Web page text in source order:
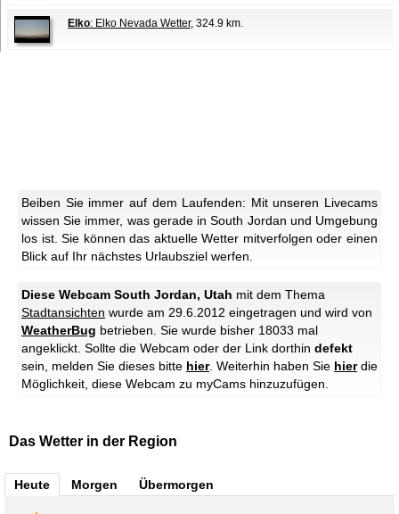
Elko: Elko Nevada Wetter, 324.9 km.
Beiben Sie immer auf dem Laufenden: Mit unseren Livecams
wissen Sie immer, was gerade in South Jordan und Umgebung
los ist. Sie können das aktuelle Wetter mitverfolgen oder einen
Blick auf Ihr nächstes Urlaubsziel werfen.
Diese Webcam South Jordan, Utah mit dem Thema
Stadtansichten wurde am 29.6.2012 eingetragen und wird von
WeatherBug betrieben. Sie wurde bisher 18033 mal
angeklickt. Sollte die Webcam oder der Link dorthin defekt
sein, melden Sie dieses bitte hier. Weiterhin haben Sie hierdie
Möglichkeit, diese Webcam zu myCams hinzuzufügen.
Das Wetter in der Region
Heute Morgen Übermorgen